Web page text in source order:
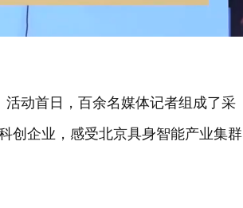
活动首日，百余名媒体记者组成了采
创企业，感受北京具身智能产业集群